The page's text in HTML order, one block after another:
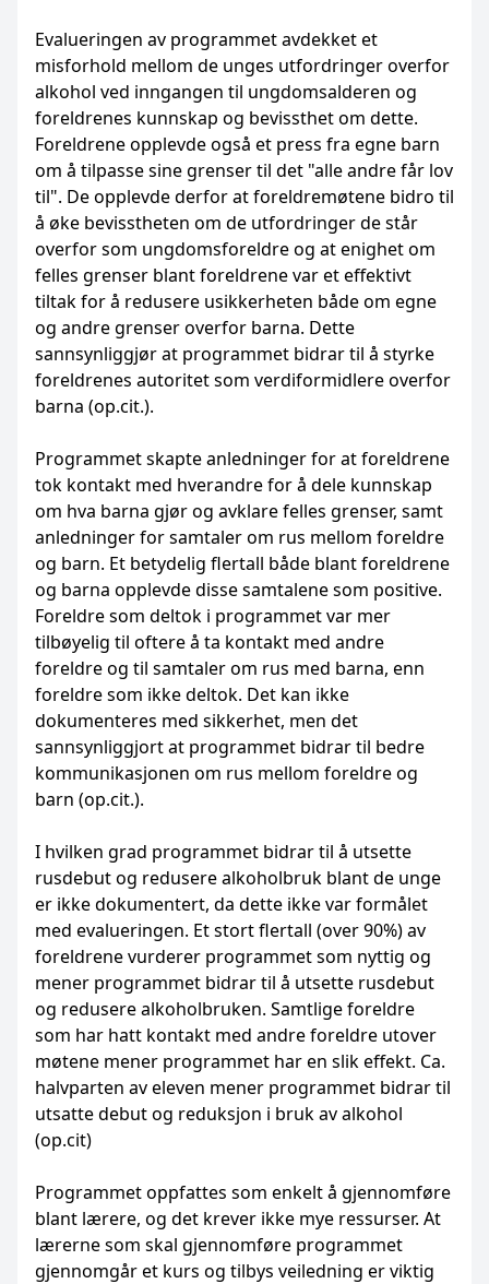
Evalueringen av programmet avdekket et
misforhold mellom de unges utfordringer overfor
alkohol ved inngangen til ungdomsalderen og
foreldrenes kunnskap og bevissthet om dette.
Foreldrene opplevde også et press fra egne barn
om å tilpasse sine grenser til det "alle andre får lov
til". De opplevde derfor at foreldremøtene bidro til
å øke bevisstheten om de utfordringer de står
overfor som ungdomsforeldre og at enighet om
felles grenser blant foreldrene var et effektivt
tiltak for å redusere usikkerheten både om egne
og andre grenser overfor barna. Dette
sannsynliggjør at programmet bidrar til å styrke
foreldrenes autoritet som verdiformidlere overfor
barna (op.cit.).
Programmet skapte anledninger for at foreldrene
tok kontakt med hverandre for å dele kunnskap
om hva barna gjør og avklare felles grenser, samt
anledninger for samtaler om rus mellom foreldre
og barn. Et betydelig flertall både blant foreldrene
og barna opplevde disse samtalene som positive.
Foreldre som deltok i programmet var mer
tilbøyelig til oftere å ta kontakt med andre
foreldre og til samtaler om rus med barna, enn
foreldre som ikke deltok. Det kan ikke
dokumenteres med sikkerhet, men det
sannsynliggjort at programmet bidrar til bedre
kommunikasjonen om rus mellom foreldre og
barn (op.cit.).
I hvilken grad programmet bidrar til å utsette
rusdebut og redusere alkoholbruk blant de unge
er ikke dokumentert, da dette ikke var formålet
med evalueringen. Et stort flertall (over 90%) av
foreldrene vurderer programmet som nyttig og
mener programmet bidrar til å utsette rusdebut
og redusere alkoholbruken. Samtlige foreldre
som har hatt kontakt med andre foreldre utover
møtene mener programmet har en slik effekt. Ca.
halvparten av eleven mener programmet bidrar til
utsatte debut og reduksjon i bruk av alkohol
(op.cit)
Programmet oppfattes som enkelt å gjennomføre
blant lærere, og det krever ikke mye ressurser. At
lærerne som skal gjennomføre programmet
gjennomgår et kurs og tilbys veiledning er viktig